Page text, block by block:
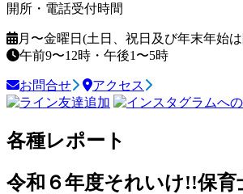
開所・電話受付時間
月〜金曜日(土日、祝日及び年末年始
午前9〜12時・午後1〜5時
お問合せ アクセス
各種レポート
令和６年度それいけ!!保育